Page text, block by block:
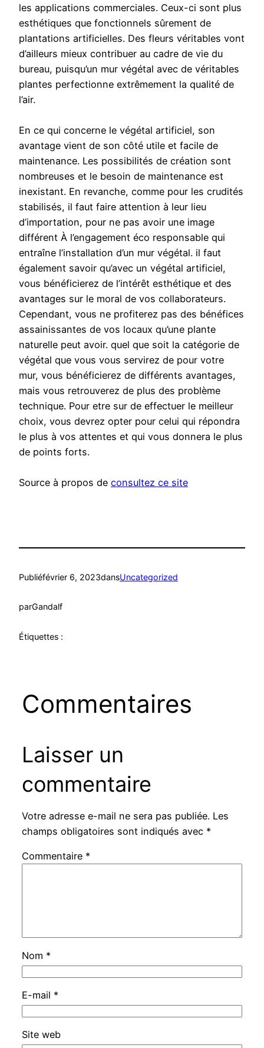
les applications commerciales. Ceux-ci sont plus
esthétiques que fonctionnels sûrement de
plantations artificielles. Des fleurs véritables vont
d’ailleurs mieux contribuer au cadre de vie du
bureau, puisqu’un mur végétal avec de véritables
plantes perfectionne extrêmement la qualité de
l’air.
En ce qui concerne le végétal artificiel, son
avantage vient de son côté utile et facile de
maintenance. Les possibilités de création sont
nombreuses et le besoin de maintenance est
inexistant. En revanche, comme pour les crudités
stabilisés, il faut faire attention à leur lieu
d’importation, pour ne pas avoir une image
différent À l’engagement éco responsable qui
entraîne l’installation d’un mur végétal. il faut
également savoir qu’avec un végétal artificiel,
vous bénéficierez de l’intérêt esthétique et des
avantages sur le moral de vos collaborateurs.
Cependant, vous ne profiterez pas des bénéfices
assainissantes de vos locaux qu’une plante
naturelle peut avoir. quel que soit la catégorie de
végétal que vous vous servirez de pour votre
mur, vous bénéficierez de différents avantages,
mais vous retrouverez de plus des problème
technique. Pour etre sur de effectuer le meilleur
choix, vous devrez opter pour celui qui répondra
le plus à vos attentes et qui vous donnera le plus
de points forts.
Source à propos de consultez ce site
Publiéfévrier 6, 2023dansUncategorized
parGandalf
Étiquettes :
Commentaires
Laisser un
commentaire
Votre adresse e-mail ne sera pas publiée. Les
champs obligatoires sont indiqués avec *
Commentaire *
Nom *
E-mail *
Site web